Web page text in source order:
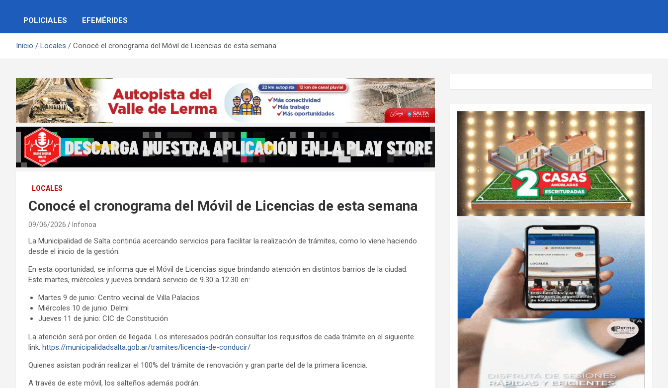
POLICIALES EFEMÉRIDES
Inicio Locales Conocé el cronograma del Móvil de Licencias de esta semana
LOCALES
Conocé el cronograma del Móvil de Licencias de esta semana
09/06/2026 Infonoa
La Municipalidad de Salta continúa acercando servicios para facilitar la realización de trámites, como lo viene haciendo
desde el inicio de la gestión.
En esta oportunidad, se informa que el Móvil de Licencias sigue brindando atención en distintos barrios de la ciudad.
Este martes, miércoles y jueves brindará servicio de 9.30 a 12.30 en:
Martes 9 de junio: Centro vecinal de Villa Palacios
Miércoles 10 de junio: Delmi
Jueves 11 de junio: CIC de Constitución
La atención será por orden de llegada. Los interesados podrán consultar los requisitos de cada trámite en el siguiente
link: https://municipalidadsalta.gob.ar/tramites/licencia-de-conducir/
Quienes asistan podrán realizar el 100% del trámite de renovación y gran parte del de la primera licencia.
A través de este móvil, los salteños además podrán: